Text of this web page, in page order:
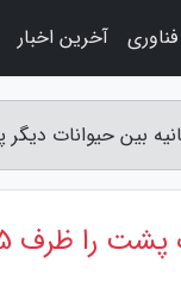
آخرین اخبار